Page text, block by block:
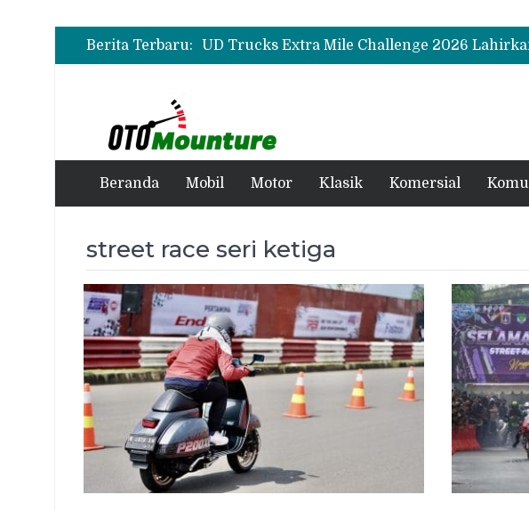
Berita Terbaru:
Beranda Mobil Motor Klasik Komersial
street race seri ketiga